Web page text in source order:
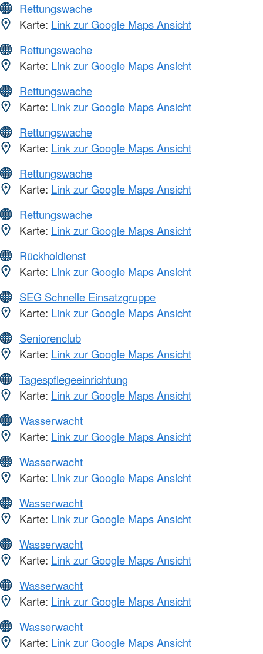
Rettungswache
Karte: Link zur Google Maps Ansicht
Rettungswache
Karte: Link zur Google Maps Ansicht
Rettungswache
Karte: Link zur Google Maps Ansicht
Rettungswache
Karte: Link zur Google Maps Ansicht
Rettungswache
Karte: Link zur Google Maps Ansicht
Rettungswache
Karte: Link zur Google Maps Ansicht
Rückholdienst
Karte: Link zur Google Maps Ansicht
SEG Schnelle Einsatzgruppe
Karte: Link zur Google Maps Ansicht
Seniorenclub
Karte: Link zur Google Maps Ansicht
Tagespflegeeinrichtung
Karte: Link zur Google Maps Ansicht
Wasserwacht
Karte: Link zur Google Maps Ansicht
Wasserwacht
Karte: Link zur Google Maps Ansicht
Wasserwacht
Karte: Link zur Google Maps Ansicht
Wasserwacht
Karte: Link zur Google Maps Ansicht
Wasserwacht
Karte: Link zur Google Maps Ansicht
Wasserwacht
Karte: Link zur Google Maps Ansicht